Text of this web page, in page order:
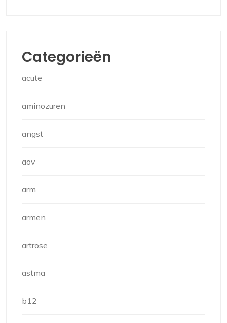
Categorieën
acute
aminozuren
angst
aov
arm
armen
artrose
astma
b12